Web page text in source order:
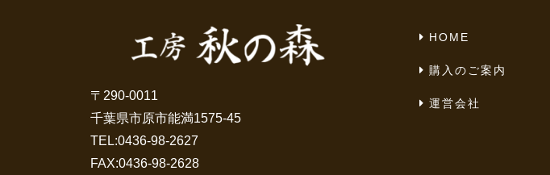
〒290-0011
千葉県市原市能満1575-45
TEL:0436-98-2627
FAX:0436-98-2628
HOME
購入のご案内
運営会社